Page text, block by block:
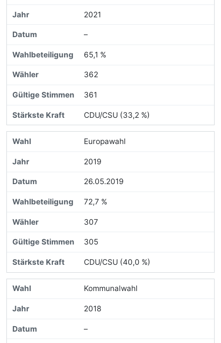
2021
–
65,1 %
362
361
CDU/CSU (33,2 %)
Europawahl
2019
26.05.2019
72,7 %
307
305
CDU/CSU (40,0 %)
Kommunalwahl
2018
–